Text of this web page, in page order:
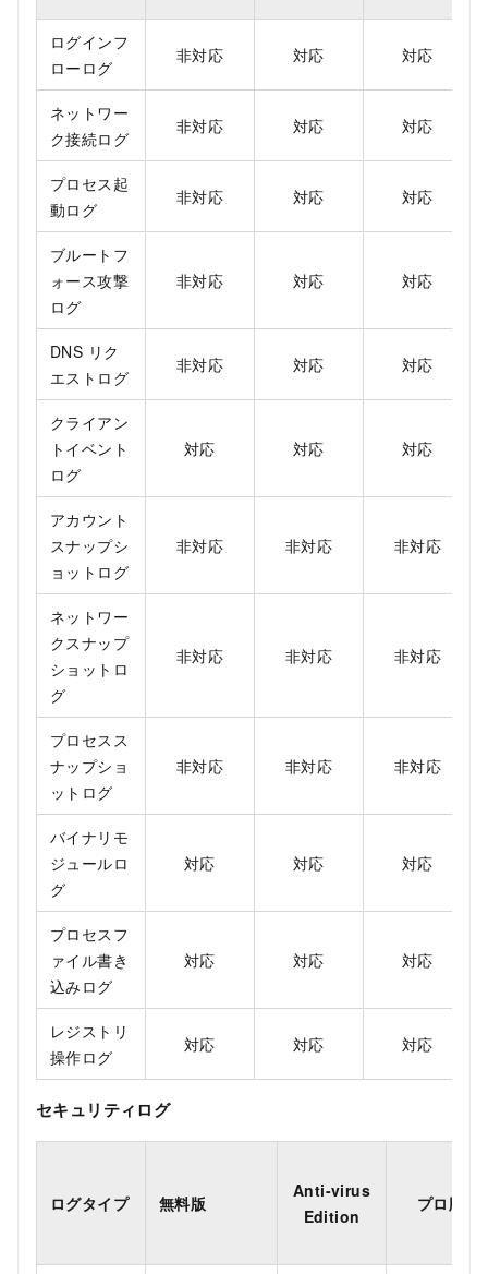
ログインフ
ローログ
非対応 対応 対応
ネットワー
ク接続ログ
非対応 対応 対応
プロセス起
動ログ
非対応 対応 対応
ブルートフ
ォース攻撃
ログ
非対応 対応 対応
DNS リク
エストログ
非対応 対応 対応
クライアン
トイベント
ログ
対応 対応 対応
アカウント
スナップシ
ョットログ
非対応 非対応 非対応
ネットワー
クスナップ
ショットロ
グ
非対応 非対応 非対応
プロセスス
ナップショ
ットログ
非対応 非対応 非対応
バイナリモ
ジュールロ
グ
対応 対応 対応
プロセスフ
ァイル書き
込みログ
対応 対応 対応
レジストリ
操作ログ
対応 対応 対応
セキュリティログ
ログタイプ 無料版
Anti-virus
Edition
プロ版